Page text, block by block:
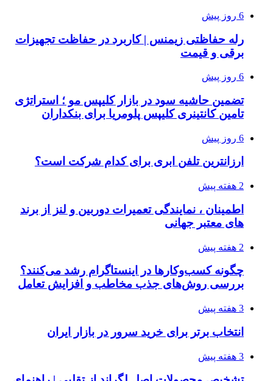
6 روز پیش
رله حفاظتی زیمنس | کاربرد در حفاظت تجهیزات
برقی و قیمت
6 روز پیش
تضمین حاشیه سود در بازار کلیپس مو ؛ استراتژی
تامین کانتینری کلیپس پلومریا برای بنکداران
6 روز پیش
ارزانترین تلفن ابری برای کدام شرکت است؟
2 هفته پیش
اطمینان ، نمایندگی تعمیرات دوربین و لنز از برند
های معتبر جهانی
2 هفته پیش
چگونه کسب‌وکارها در اینستاگرام رشد می‌کنند؟
بررسی روش‌های جذب مخاطب و افزایش تعامل
3 هفته پیش
انتخاب برتر برای خرید سرور در بازار ایران
3 هفته پیش